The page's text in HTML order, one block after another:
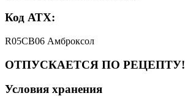
Код АТХ:
R05CB06 Амброксол
ОТПУСКАЕТСЯ ПО РЕЦЕПТУ!
Условия хранения